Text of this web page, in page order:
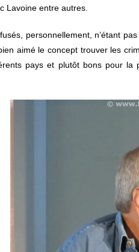
Lavoine entre autres.
personnellement, n’étant
aimé le concept trouver les
pays et plutôt bons pour